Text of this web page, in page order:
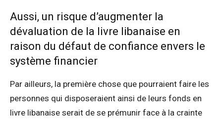
Aussi, un risque d’augmenter la
dévaluation de la livre libanaise en
raison du défaut de confiance envers le
système financier
Par ailleurs, la première chose que pourraient faire les
personnes qui disposeraient ainsi de leurs fonds en
livre libanaise serait de se prémunir face à la crainte